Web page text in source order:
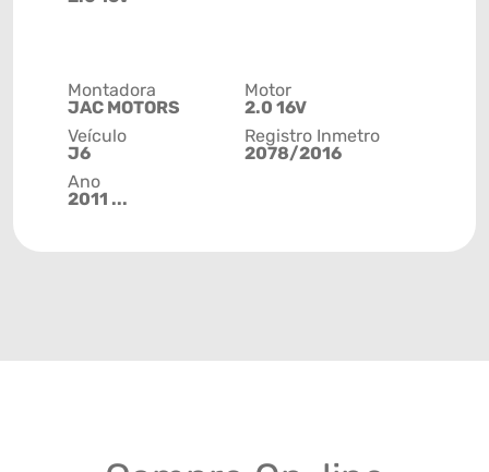
Montadora
JAC MOTORS
Veículo
J6
Ano
2011 ...
Motor
2.0 16V
Registro Inmetro
2078/2016